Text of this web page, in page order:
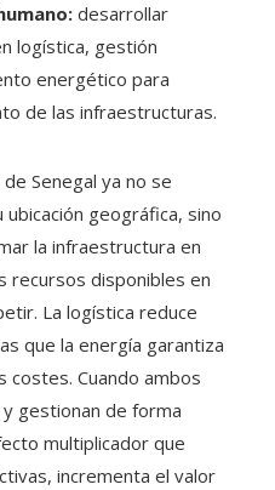
desarrollar
logística, gestión
energético para
de las infraestructuras.
Senegal ya no se
geográfica, sino
la infraestructura en
recursos disponibles en
La logística reduce
que la energía garantiza
costes. Cuando ambos
gestionan de forma
multiplicador que
incrementa el valor